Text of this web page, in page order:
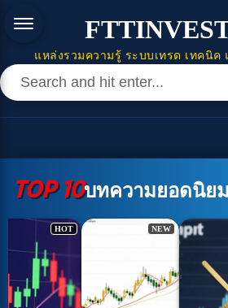
แหล่งรวมความรู้ ระบบเทรด เทคนิค
TOP 10บทความยอดนิยม
HOT NEW